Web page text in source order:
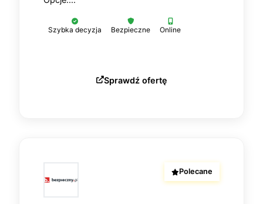
Szybka decyzja Bezpieczne Online
Sprawdź ofertę
Polecane